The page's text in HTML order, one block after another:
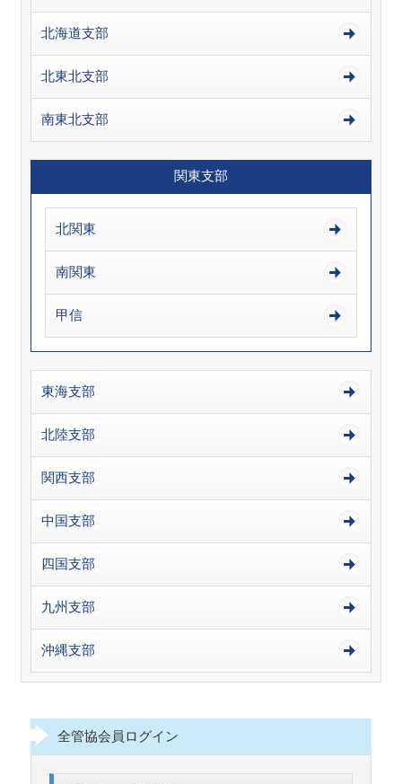
北海道支部
北東北支部
南東北支部
関東支部
北関東
南関東
甲信
東海支部
北陸支部
関西支部
中国支部
四国支部
九州支部
沖縄支部
全管協会員ログイン